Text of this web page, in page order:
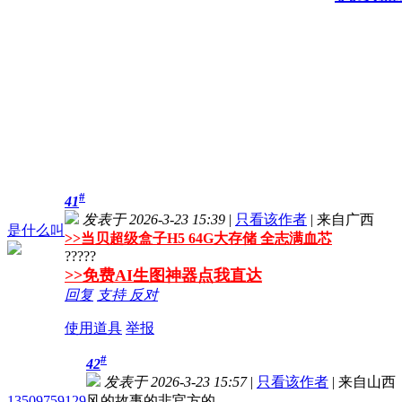
是什么叫
41#
发表于 2026-3-23 15:39 | 只看该作者 | 来自广西
>>当贝超级盒子H5 64G大存储 全志满血芯
?????
>>免费AI生图神器点我直达
回复 支持 反对
使用道具 举报
42#
发表于 2026-3-23 15:57 | 只看该作者 | 来自山西